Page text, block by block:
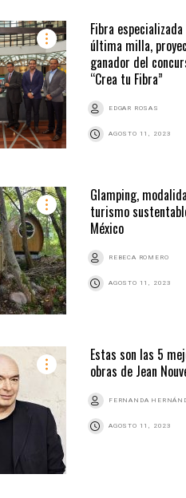
Fibra especializada
última milla,
ganador del
“Crea tu Fibra”
EDGAR ROSAS
AGOSTO 11, 2023
Glamping,
turismo
México
REBECA ROMERO
AGOSTO 11, 2023
Estas son las 5
obras de Jean
FERNANDA
AGOSTO 11, 2023